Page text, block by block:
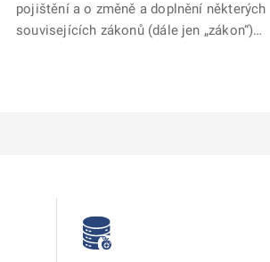
pojištění a o změně a doplnění některých
souvisejících zákonů (dále jen „zákon“)…